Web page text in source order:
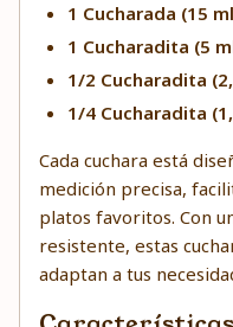
1 Cucharada (15
1 Cucharadita (5
1/2 Cucharadita
1/4 Cucharadita
Cada cuchara está
medición precisa,
platos favoritos. Con
resistente, estas
adaptan a tus